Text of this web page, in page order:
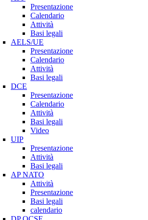
Presentazione
Calendario
Attività
Basi legali
AELS/UE
Presentazione
Calendario
Attività
Basi legali
DCE
Presentazione
Calendario
Attività
Basi legali
Video
UIP
Presentazione
Attività
Basi legali
AP NATO
Attività
Presentazione
Basi legali
calendario